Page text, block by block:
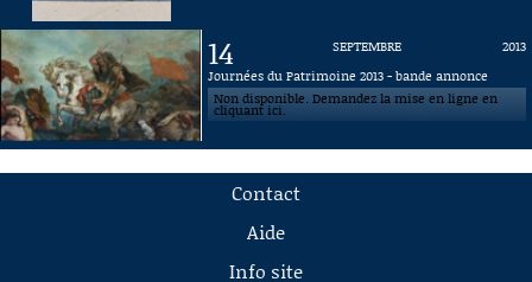
14 SEPTEMBRE
2013
Journées du Patrimoine 2013 - bande annonce
Non disponible. Demandez la mise en ligne en
cliquant ici.
Contact
Aide
Info site